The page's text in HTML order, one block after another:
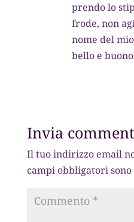
prendo lo
frode, non
nome del
bello e
Invia
Il tuo indirizzo email
campi obbligatori